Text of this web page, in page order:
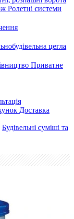
Ролетні системи
цегла
Приватне
Доставка
Будівельні суміші та